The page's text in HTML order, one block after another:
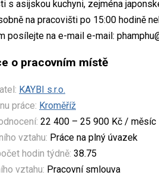
s asijskou kuchyni, zejména
na pracovišti po 15:00 hodině
posílejte na e-mail e-mail:
o pracovním místě
KAYBI s.r.o.
práce: Kroměříž
22 400 – 25 900 Kč / měsíc
vztahu: Práce na plný úvazek
hodin týdně: 38.75
vztahu: Pracovní smlouva